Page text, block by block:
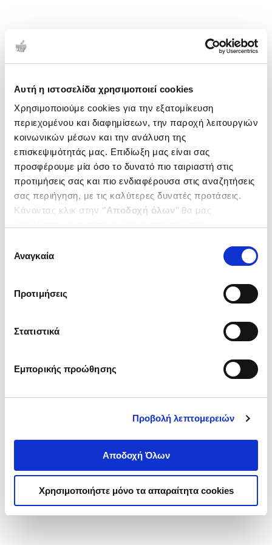
Αυτή η ιστοσελίδα χρησιμοποιεί cookies
Χρησιμοποιούμε cookies για την εξατομίκευση
περιεχομένου και διαφημίσεων, την παροχή λειτουργιών
κοινωνικών μέσων και την ανάλυση της
επισκεψιμότητάς μας. Επιδίωξη μας είναι σας
προσφέρουμε μία όσο το δυνατό πιο ταιριαστή στις
προτιμήσεις σας και πιο ενδιαφέρουσα στις αναζητήσεις
σας περιήγηση, με τις καλύτερες δυνατές προτάσεις.
Κάνοντας κλικ στην ‘’Αποδοχή όλων’’ θα μας
ενδιαφέρουν και να επιλέξετε από τα παρακάτω με την
΄΄και να ενημερωθείτε σχετικά με
συγκατάθεσης
Αναγκαία
Προτιμήσεις
Στατιστικά
Εμπορικής προώθησης
Προβολή λεπτομερειών
Αποδοχή Όλων
Χρησιμοποιήστε μόνο τα απαραίτητα cookies